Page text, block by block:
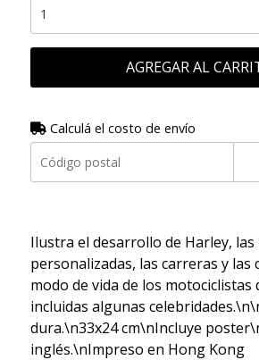
AGREGAR AL
Calculá el costo de envío
Ilustra el desarrollo de Harley, las
personalizadas, las carreras y las
modo de vida de los motociclistas
incluidas algunas
dura.\n33x24 cm\nIncluye
inglés.\nImpreso en Hong Kong